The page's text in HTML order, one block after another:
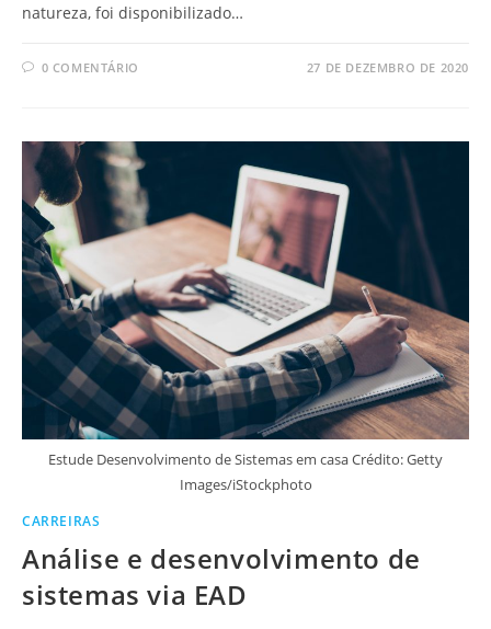
natureza, foi disponibilizado…
0 COMENTÁRIO 27 DE DEZEMBRO DE 2020
Estude Desenvolvimento de Sistemas em casa Crédito: Getty
Images/iStockphoto
CARREIRAS
Análise e desenvolvimento de
sistemas via EAD